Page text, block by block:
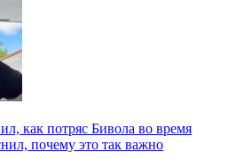
как потряс Бивола во время
почему это так важно